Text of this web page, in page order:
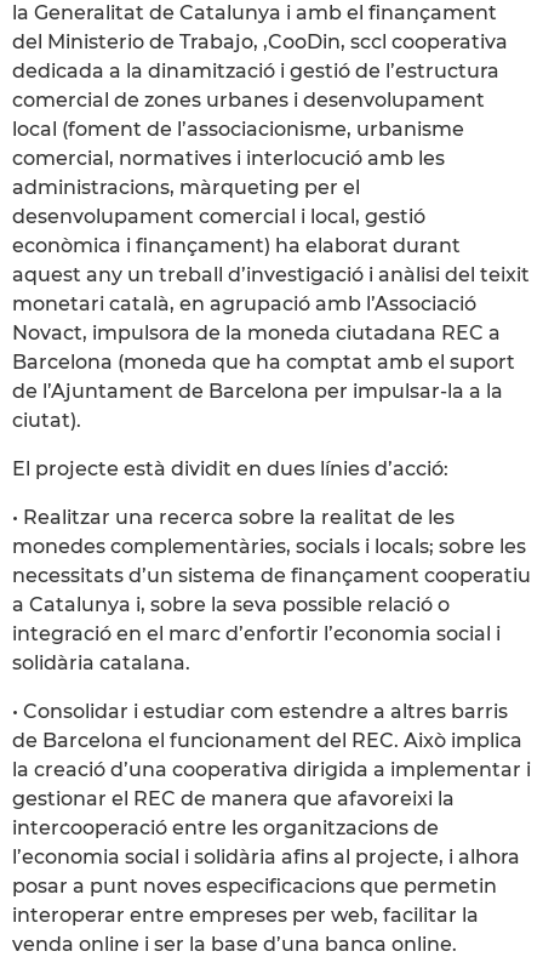
la Generalitat de Catalunya i amb el finançament
del Ministerio de Trabajo, ,CooDin, sccl cooperativa
dedicada a la dinamització i gestió de l’estructura
comercial de zones urbanes i desenvolupament
local (foment de l’associacionisme, urbanisme
comercial, normatives i interlocució amb les
administracions, màrqueting per el
desenvolupament comercial i local, gestió
econòmica i finançament) ha elaborat durant
aquest any un treball d’investigació i anàlisi del teixit
monetari català, en agrupació amb l’Associació
Novact, impulsora de la moneda ciutadana REC a
Barcelona (moneda que ha comptat amb el suport
de l’Ajuntament de Barcelona per impulsar-la a la
ciutat).
El projecte està dividit en dues línies d’acció:
• Realitzar una recerca sobre la realitat de les
monedes complementàries, socials i locals; sobre les
necessitats d’un sistema de finançament cooperatiu
a Catalunya i, sobre la seva possible relació o
integració en el marc d’enfortir l’economia social i
solidària catalana.
• Consolidar i estudiar com estendre a altres barris
de Barcelona el funcionament del REC. Això implica
la creació d’una cooperativa dirigida a implementar i
gestionar el REC de manera que afavoreixi la
intercooperació entre les organitzacions de
l’economia social i solidària afins al projecte, i alhora
posar a punt noves especificacions que permetin
interoperar entre empreses per web, facilitar la
venda online i ser la base d’una banca online.